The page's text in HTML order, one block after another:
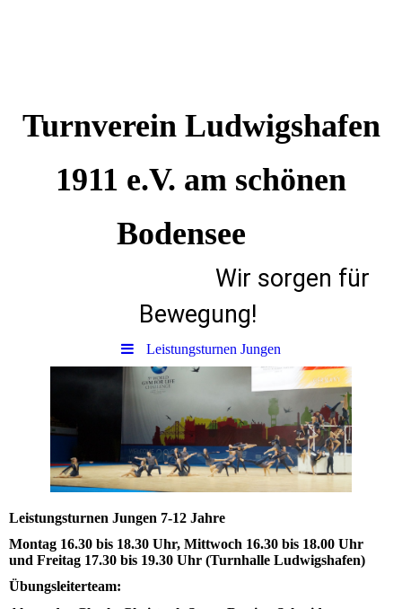
Turnverein Ludwigshafen
1911 e.V. am schönen
Bodensee
Wir sorgen für
Bewegung!
Leistungsturnen Jungen
Leistungsturnen Jungen 7-12 Jahre
Montag 16.30 bis 18.30 Uhr, Mittwoch 16.30 bis 18.00 Uhr
und Freitag 17.30 bis 19.30 Uhr (Turnhalle Ludwigshafen)
Übungsleiterteam: